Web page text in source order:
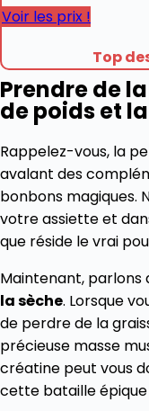
Voir les prix !
Top
Prendre de
de poids et
Rappelez-vous, la
avalant des
bonbons magiques.
votre assiette et
que réside le vrai
Maintenant, parlons
la sèche. Lorsque
de perdre de la
précieuse masse
créatine peut vous
cette bataille